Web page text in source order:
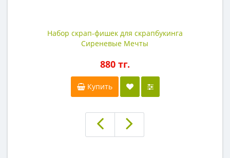
Набор скрап-фишек для скрапбукинга
Сиреневые Мечты
880 тг.
Купить